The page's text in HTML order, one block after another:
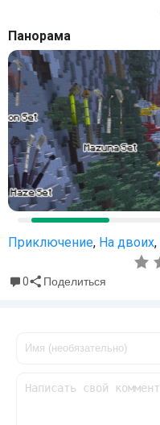
Панорама
Приключение, На двоих,
0 Поделиться